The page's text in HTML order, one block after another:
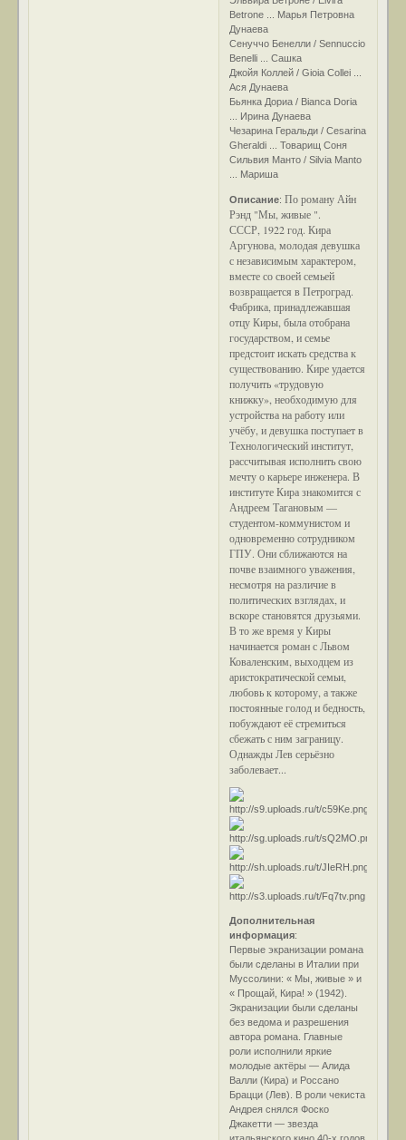
Betrone ... Марья Петровна
Дунаева
Сенуччо Бенелли / Sennuccio
Benelli ... Сашка
Джойя Коллей / Gioia Collei ...
Ася Дунаева
Бьянка Дориа / Bianca Doria
... Ирина Дунаева
Чезарина Геральди / Cesarina
Gheraldi ... Товарищ Соня
Сильвия Манто / Silvia Manto
... Мариша
Описание:По роману Айн
Рэнд "Мы, живые ".
СССР, 1922 год. Кира
Аргунова, молодая девушка
с независимым характером,
вместе со своей семьей
возвращается в Петроград.
Фабрика, принадлежавшая
отцу Киры, была отобрана
государством, и семье
предстоит искать средства к
существованию. Кире удается
получить «трудовую
книжку», необходимую для
устройства на работу или
учёбу, и девушка поступает в
Технологический институт,
рассчитывая исполнить свою
мечту о карьере инженера. В
институте Кира знакомится с
Андреем Тагановым —
студентом-коммунистом и
одновременно сотрудником
ГПУ. Они сближаются на
почве взаимного уважения,
несмотря на различие в
политических взглядах, и
вскоре становятся друзьями.
В то же время у Киры
начинается роман с Львом
Коваленским, выходцем из
аристократической семьи,
любовь к которому, а также
постоянные голод и бедность,
побуждают её стремиться
сбежать с ним заграницу.
Однажды Лев серьёзно
заболевает...
Дополнительная
информация:
Первые экранизации романа
были сделаны в Италии при
Муссолини: « Мы, живые » и
« Прощай, Кира! » (1942).
Экранизации были сделаны
без ведома и разрешения
автора романа. Главные
роли исполнили яркие
молодые актёры — Алида
Валли (Кира) и Россано
Брацци (Лев). В роли чекиста
Андрея снялся Фоско
Джакетти — звезда